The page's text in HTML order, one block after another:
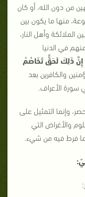
من دون الله، أو كان
منها ما يكون بين
الملائكة وأهل النار،
في الدنيا
إِنَّ ذَلِكَ لَحَقٌّ تَخَاصُمُ
والكافرين بعد
سورة الأعراف.
وإنما التمثيل على
والأغراض التي
ما فرط فيه من شيء.